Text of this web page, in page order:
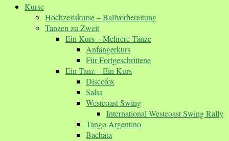
Kurse
Hochzeitskurse – Ballvorbereitung
Tanzen zu Zweit
Ein Kurs – Mehrere Tänze
Anfängerkurs
Für Fortgeschrittene
Ein Tanz – Ein Kurs
Discofox
Salsa
Westcoast Swing
International Westcoast Swing Rally
Tango Argentino
Bachata